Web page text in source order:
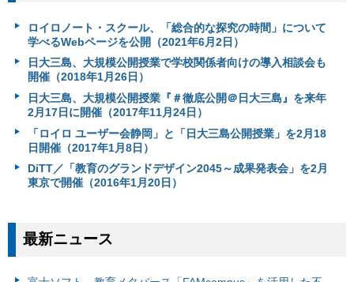
ロイロノート・スクール、「総合的な探究の時間」について
学べるWebページを公開（2021年6月2日）
日大三島、大規模公開授業で学校関係者向けの導入相談会も
開催（2018年1月26日）
日大三島、大規模公開授業『＃徹底公開＠日大三島』を来年
2月17日に開催（2017年11月24日）
「ロイロ ユーザー会静岡」と「日大三島公開授業」を2月18
日開催（2017年1月8日）
DiTT／「教育のグランドデザイン2045～成果発表会」を2月
東京で開催（2016年1月20日）
最新ニュース